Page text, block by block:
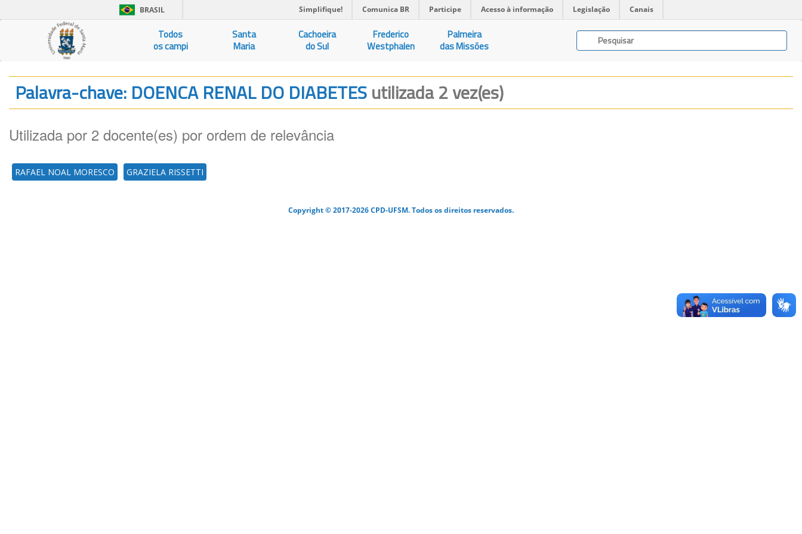
BRASIL Simplifique! Comunica BR Participe Acesso à informação Legislação Canais
Todos
os campi
Santa
Maria
Cachoeira
do Sul
Frederico
Westphalen
Palmeira
das Missões
Palavra-chave: DOENCA RENAL DO DIABETESutilizada 2 vez(es)
Utilizada por 2 docente(es) por ordem de relevância
RAFAEL NOAL MORESCO GRAZIELA RISSETTI
Copyright © 2017-2026 CPD-UFSM. Todos os direitos reservados.